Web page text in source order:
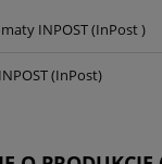
INPOST(InPost )
(InPost)